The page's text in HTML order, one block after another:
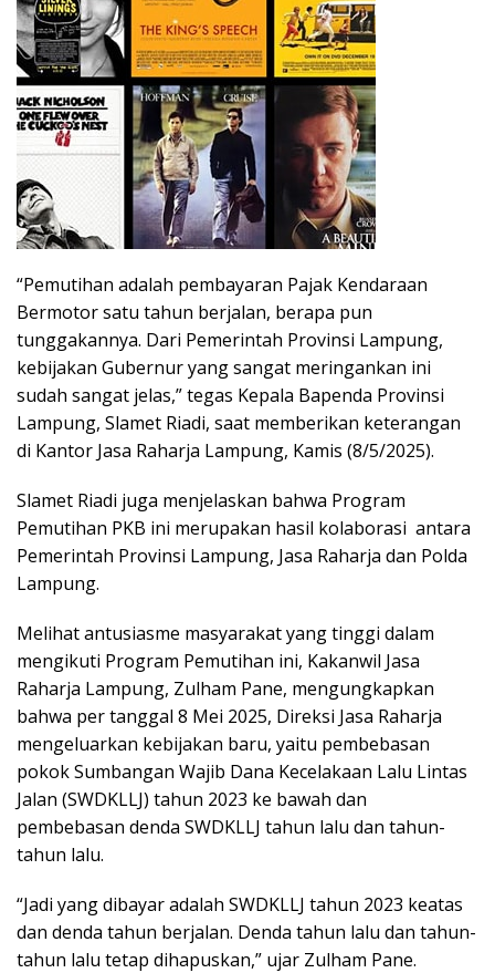
“Pemutihan adalah pembayaran Pajak Kendaraan
Bermotor satu tahun berjalan, berapa pun
tunggakannya. Dari Pemerintah Provinsi Lampung,
kebijakan Gubernur yang sangat meringankan ini
sudah sangat jelas,” tegas Kepala Bapenda Provinsi
Lampung, Slamet Riadi, saat memberikan keterangan
di Kantor Jasa Raharja Lampung, Kamis (8/5/2025).
Slamet Riadi juga menjelaskan bahwa Program
Pemutihan PKB ini merupakan hasil kolaborasi antara
Pemerintah Provinsi Lampung, Jasa Raharja dan Polda
Lampung.
Melihat antusiasme masyarakat yang tinggi dalam
mengikuti Program Pemutihan ini, Kakanwil Jasa
Raharja Lampung, Zulham Pane, mengungkapkan
bahwa per tanggal 8 Mei 2025, Direksi Jasa Raharja
mengeluarkan kebijakan baru, yaitu pembebasan
pokok Sumbangan Wajib Dana Kecelakaan Lalu Lintas
Jalan (SWDKLLJ) tahun 2023 ke bawah dan
pembebasan denda SWDKLLJ tahun lalu dan tahun-
tahun lalu.
“Jadi yang dibayar adalah SWDKLLJ tahun 2023 keatas
dan denda tahun berjalan. Denda tahun lalu dan tahun-
tahun lalu tetap dihapuskan,” ujar Zulham Pane.